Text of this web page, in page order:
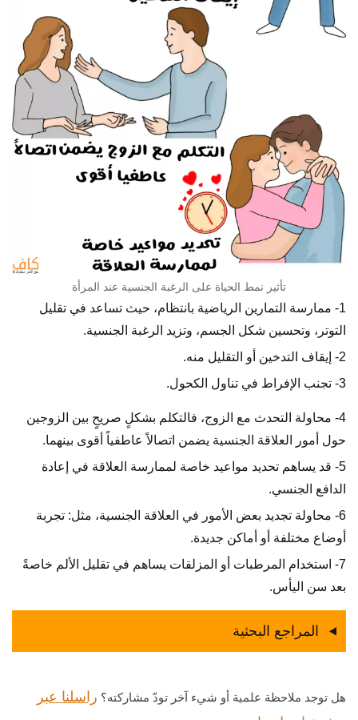
تأثير نمط الحياة على الرغبة الجنسية عند المرأة
1- ممارسة التمارين الرياضية بانتظام، حيث تساعد في تقليل
التوتر، وتحسين شكل الجسم، وتزيد الرغبة الجنسية.
2- إيقاف التدخين أو التقليل منه.
3- تجنب الإفراط في تناول الكحول.
4- محاولة التحدث مع الزوج، فالتكلم بشكلٍ صريحٍ بين الزوجين
حول أمور العلاقة الجنسية يضمن اتصالاً عاطفياً أقوى بينهما.
5- قد يساهم تحديد مواعيد خاصة لممارسة العلاقة في إعادة
الدافع الجنسي.
6- محاولة تجديد بعض الأمور في العلاقة الجنسية، مثل: تجربة
أوضاع مختلفة أو أماكن جديدة.
7- استخدام المرطبات أو المزلقات يساهم في تقليل الألم خاصةً
بعد سن اليأس.
المراجع البحثية
هل توجد ملاحظة علمية أو شيء آخر تودّ مشاركته؟ راسلنا عبر